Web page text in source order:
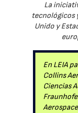
La
tecnológicos
Unido y
En LEIA
Collins
Ciencias